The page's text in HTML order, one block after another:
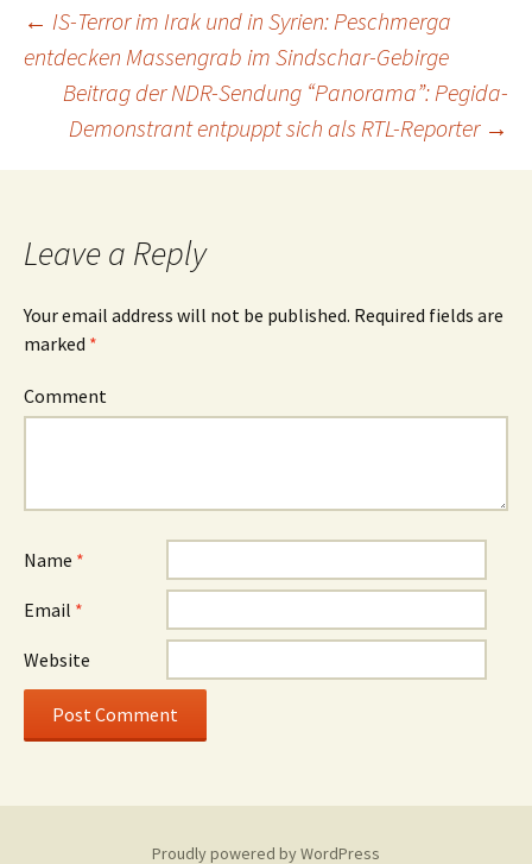
Post
navigation
← IS-Terror im Irak und in Syrien: Peschmerga
entdecken Massengrab im Sindschar-Gebirge
Beitrag der NDR-Sendung “Panorama”: Pegida-
Demonstrant entpuppt sich als RTL-Reporter →
Leave a Reply
Your email address will not be published. Required fields are
marked *
Comment
Name *
Email *
Website
Proudly powered by WordPress